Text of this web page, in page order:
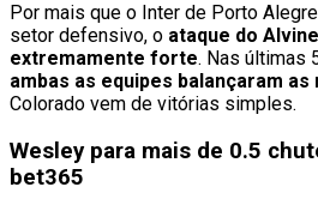
Por mais que o Inter de Porto
setor defensivo, o ataque do
extremamente forte. Nas últimas
ambas as equipes balançaram as
Colorado vem de vitórias simples.
Wesley para mais de 0.5
bet365